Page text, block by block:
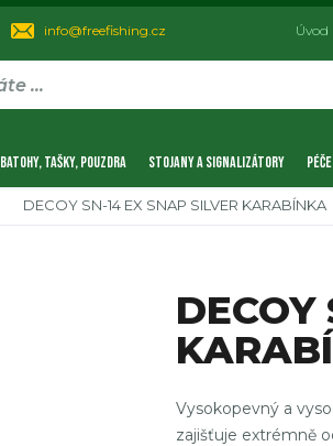
info@freefishing.cz Úvod
BATOHY, TAŠKY, POUZDRA STOJANY A SIGNALIZÁTORY
DECOY SN-14 EX SNAP SILVER KARABÍNKA
DECOY
Vysokopevný a
zajišťuje extrémně